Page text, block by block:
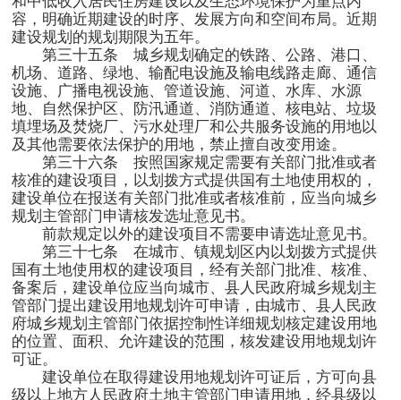
容，明确近期建设的时序、发展方向和空间布局。近期
建设规划的规划期限为五年。
第三十五条 城乡规划确定的铁路、公路、港口、
机场、道路、绿地、输配电设施及输电线路走廊、通信
设施、广播电视设施、管道设施、河道、水库、水源
地、自然保护区、防汛通道、消防通道、核电站、垃圾
填埋场及焚烧厂、污水处理厂和公共服务设施的用地以
及其他需要依法保护的用地，禁止擅自改变用途。
第三十六条 按照国家规定需要有关部门批准或者
核准的建设项目，以划拨方式提供国有土地使用权的，
建设单位在报送有关部门批准或者核准前，应当向城乡
规划主管部门申请核发选址意见书。
前款规定以外的建设项目不需要申请选址意见书。
第三十七条 在城市、镇规划区内以划拨方式提供
国有土地使用权的建设项目，经有关部门批准、核准、
备案后，建设单位应当向城市、县人民政府城乡规划主
管部门提出建设用地规划许可申请，由城市、县人民政
府城乡规划主管部门依据控制性详细规划核定建设用地
的位置、面积、允许建设的范围，核发建设用地规划许
可证。
建设单位在取得建设用地规划许可证后，方可向县
级以上地方人民政府土地主管部门申请用地，经县级以